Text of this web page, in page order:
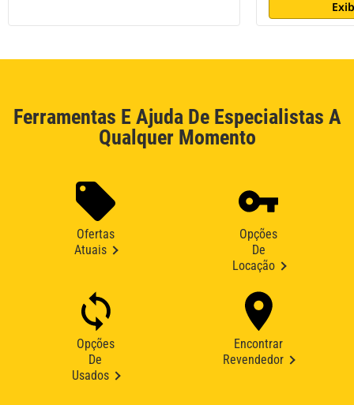
Ferramentas E Ajuda De Especialistas A
Qualquer Momento
Ofertas
Atuais
Opções
De
Locação
Opções
De
Usados
Encontrar
Revendedor